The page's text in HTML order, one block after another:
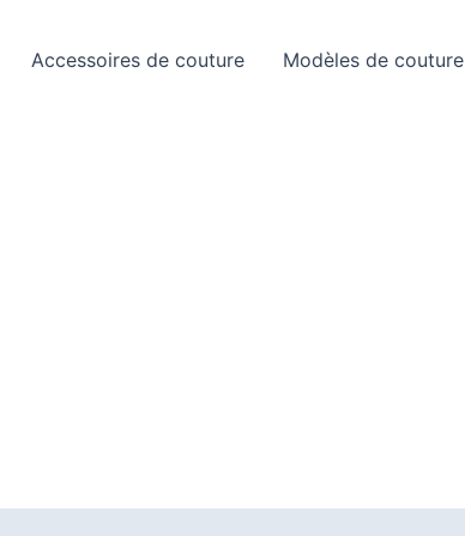
Accessoires de couture
Modèles de couture